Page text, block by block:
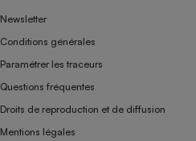
Newsletter
Conditions générales
Paramétrer les traceurs
Questions fréquentes
Droits de reproduction et de diffusion
Mentions légales